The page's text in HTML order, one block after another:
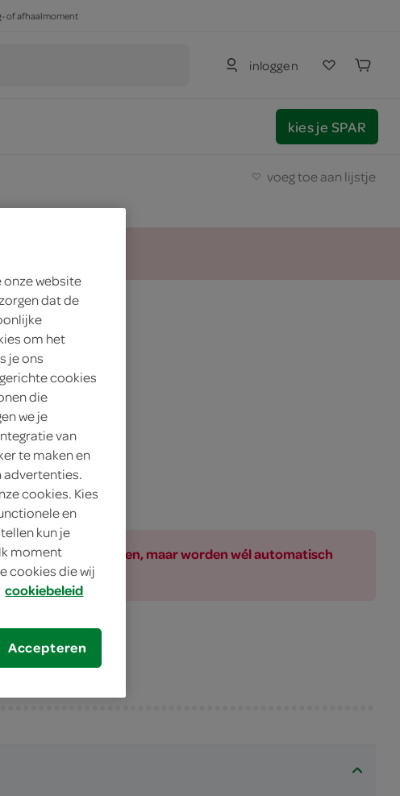
of afhaalmoment
inloggen
kies je SPAR
voeg toe aan lijstje
bij de producten, maar worden wél automatisch
onze website
dat de
om het
je ons
cookies
die
we je
van
te maken en
advertenties.
cookies. Kies
en
kun je
moment
cookies die wij
cookiebeleid
Accepteren